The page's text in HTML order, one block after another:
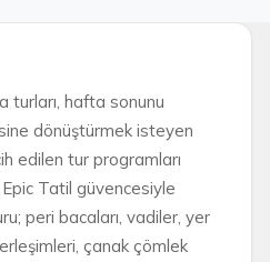
turları, hafta sonunu
dönüştürmek isteyen
edilen tur programları
Tatil güvencesiyle
peri bacaları, vadiler, yer
çanak çömlek